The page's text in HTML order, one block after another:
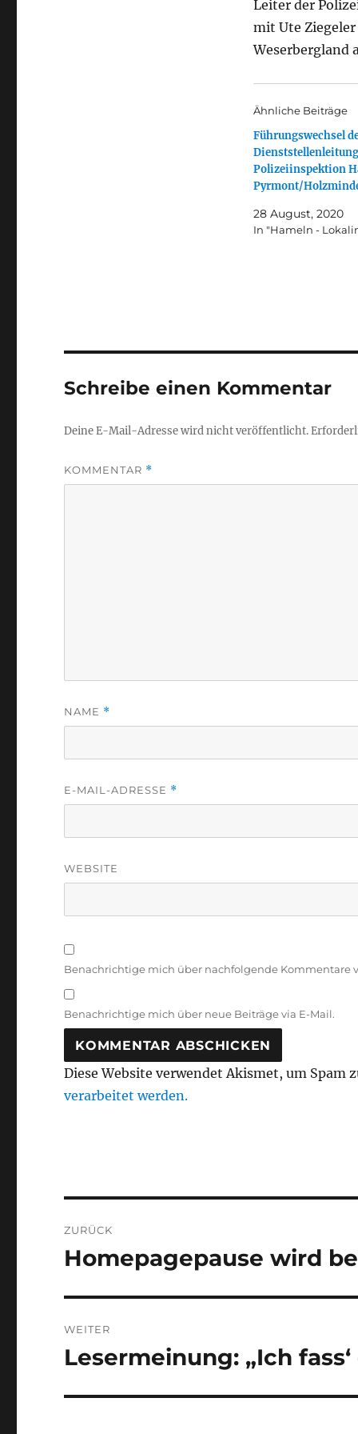
Leiter der
mit Ute
Weserbergland
Ähnliche Beiträge
Führungswechsel
Polizeiinspektion
Pyrmont/
28 August, 2020
In "Hameln -
Schreibe einen Kommentar
Deine E-Mail-Adresse wird nicht veröffentlicht.
KOMMENTAR *
NAME *
E-MAIL-ADRESSE *
WEBSITE
Benachrichtige mich über nachfolgende Kommentare
Benachrichtige mich über neue Beiträge via E-Mail.
Diese Website verwendet Akismet, um Spam
verarbeitet werden.
ZURÜCK
Vorheriger
Homepagepause wird
WEITER
Nächster
Lesermeinung: „Ich